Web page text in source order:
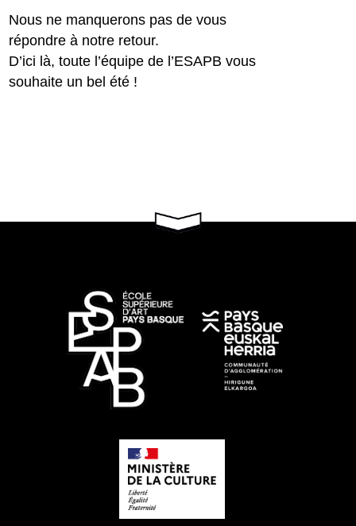
Nous ne manquerons pas de vous
répondre à notre retour.
D’ici là, toute l’équipe de l’ESAPB vous
souhaite un bel été !